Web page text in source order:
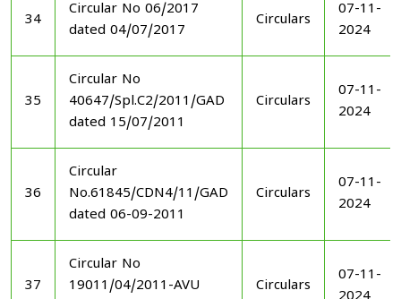
34
Circular No 06/2017
dated 04/07/2017
Circulars
07-11-
2024
35
Circular No
40647/Spl.C2/2011/GAD
dated 15/07/2011
Circulars
07-11-
2024
36
Circular
No.61845/CDN4/11/GAD
dated 06-09-2011
Circulars
07-11-
2024
37
Circular No
19011/04/2011-AVU
Circulars
07-11-